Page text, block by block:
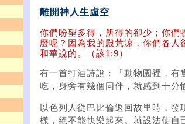
離開神人生虛空
你們盼望多得，所得的卻少；你們
麼呢？因為我的殿荒涼，你們各人
和華說的。（該1:9）
有一首打油詩說：「動物園裡，
吃，身旁有幾個同伴，就感到十分
以色列人從巴比倫返回故里時，發
樣，絕不能快樂起來。就設法使自